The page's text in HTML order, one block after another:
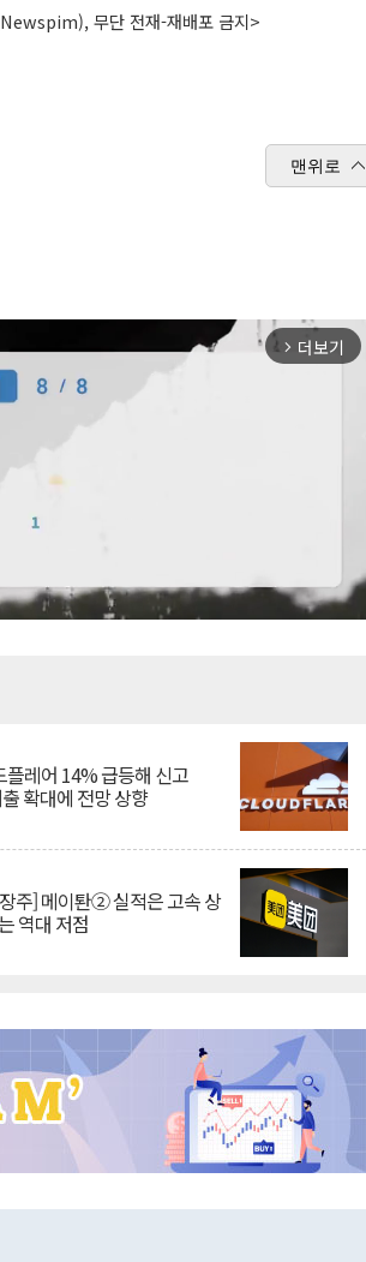
무단 전재-재배포 금지>
맨위로
arrow_forward_ios 더보기
플레어 14% 급등해 신고
확대에 전망 상향
주] 메이퇀② 실적은 고속 상
역대 저점